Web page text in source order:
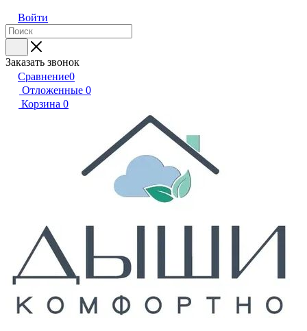
Войти
Заказать звонок
Сравнение0
Отложенные 0
Корзина 0